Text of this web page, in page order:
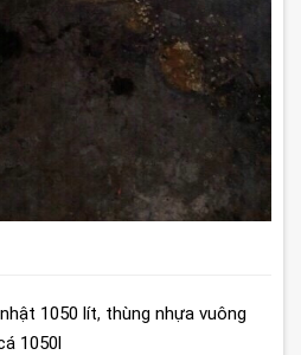
1050 lít, thùng nhựa vuông
1050l